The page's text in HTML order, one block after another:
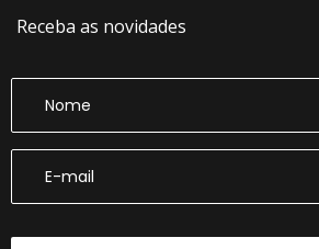
Receba as novidades